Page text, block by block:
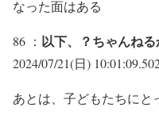
なった面はある
86 ： 以下、？ちゃんね
2024/07/21(日)
あとは、子どもたちにと